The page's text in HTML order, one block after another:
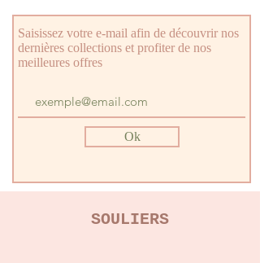
Saisissez votre e-mail afin de découvrir nos
dernières collections et profiter de nos
meilleures offres
Ok
SOULIERS